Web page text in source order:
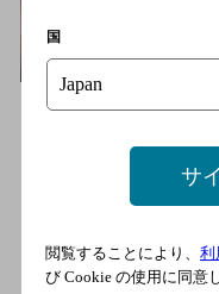
スナックのような雰囲気
近鉄奈良線 日本橋
んば駅17番出口よ
3,000円以上～5,000
15席
国
サ
閲覧することにより、 利
び Cookie の使用に同意